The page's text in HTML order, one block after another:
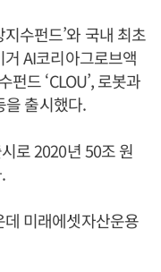
수펀드’와 국내 최초
AI코리아그로브액
펀드 ‘CLOU’, 로봇과
을 출시했다.
로 2020년 50조 원
미래에셋자산운용